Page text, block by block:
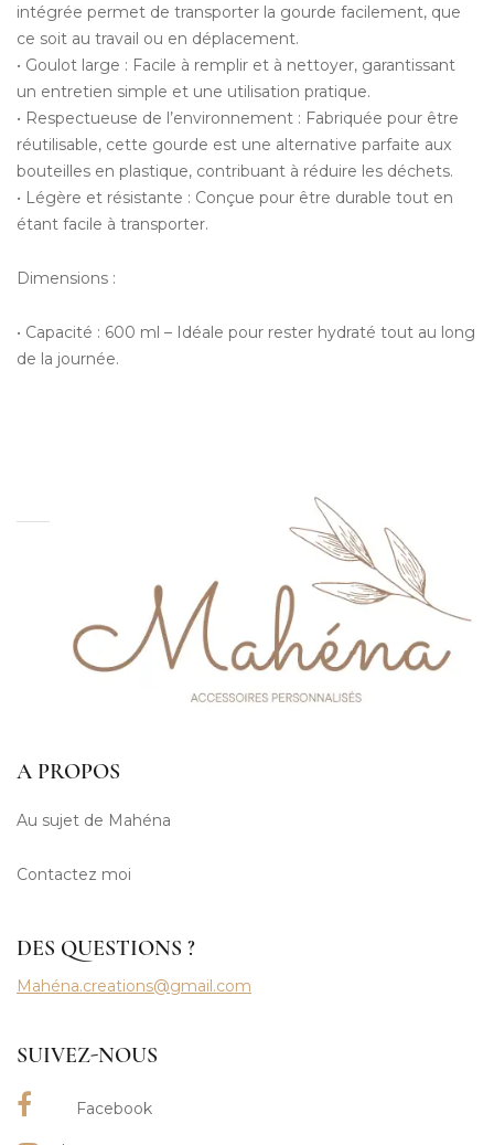
intégrée permet de transporter la gourde facilement, que
ce soit au travail ou en déplacement.
• Goulot large : Facile à remplir et à nettoyer, garantissant
un entretien simple et une utilisation pratique.
• Respectueuse de l’environnement : Fabriquée pour être
réutilisable, cette gourde est une alternative parfaite aux
bouteilles en plastique, contribuant à réduire les déchets.
• Légère et résistante : Conçue pour être durable tout en
étant facile à transporter.
Dimensions :
• Capacité : 600 ml – Idéale pour rester hydraté tout au long
de la journée.
A PROPOS
Au sujet de Mahéna
Contactez moi
DES QUESTIONS ?
Mahéna.creations@gmail.com
SUIVEZ-NOUS
Facebook